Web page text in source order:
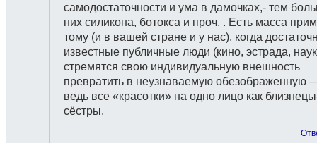
самодостаточности и ума в дамочках,- тем
них силикона, ботокса и проч. . Есть масса
тому (и в вашей стране и у нас), когда
известные публичные люди (кино, эстрада,
стремятся свою индивидуальную внешность
превратить в неузнаваемую обезображенную
ведь все «красотки» на одно лицо как
сёстры.